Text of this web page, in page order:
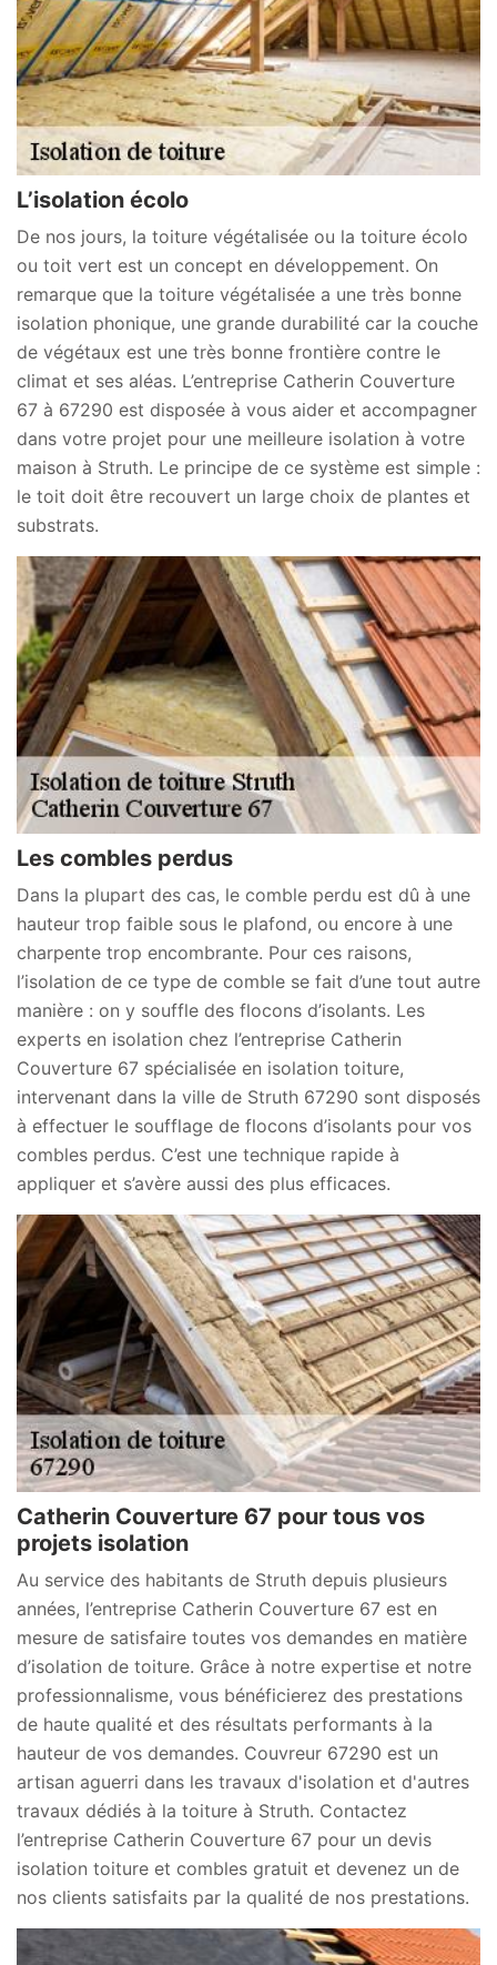
L’isolation écolo
De nos jours, la toiture végétalisée ou la toiture écolo
ou toit vert est un concept en développement. On
remarque que la toiture végétalisée a une très bonne
isolation phonique, une grande durabilité car la couche
de végétaux est une très bonne frontière contre le
climat et ses aléas. L’entreprise Catherin Couverture
67 à 67290 est disposée à vous aider et accompagner
dans votre projet pour une meilleure isolation à votre
maison à Struth. Le principe de ce système est simple :
le toit doit être recouvert un large choix de plantes et
substrats.
Les combles perdus
Dans la plupart des cas, le comble perdu est dû à une
hauteur trop faible sous le plafond, ou encore à une
charpente trop encombrante. Pour ces raisons,
l’isolation de ce type de comble se fait d’une tout autre
manière : on y souffle des flocons d’isolants. Les
experts en isolation chez l’entreprise Catherin
Couverture 67 spécialisée en isolation toiture,
intervenant dans la ville de Struth 67290 sont disposés
à effectuer le soufflage de flocons d’isolants pour vos
combles perdus. C’est une technique rapide à
appliquer et s’avère aussi des plus efficaces.
Catherin Couverture 67 pour tous vos
projets isolation
Au service des habitants de Struth depuis plusieurs
années, l’entreprise Catherin Couverture 67 est en
mesure de satisfaire toutes vos demandes en matière
d’isolation de toiture. Grâce à notre expertise et notre
professionnalisme, vous bénéficierez des prestations
de haute qualité et des résultats performants à la
hauteur de vos demandes. Couvreur 67290 est un
artisan aguerri dans les travaux d'isolation et d'autres
travaux dédiés à la toiture à Struth. Contactez
l’entreprise Catherin Couverture 67 pour un devis
isolation toiture et combles gratuit et devenez un de
nos clients satisfaits par la qualité de nos prestations.